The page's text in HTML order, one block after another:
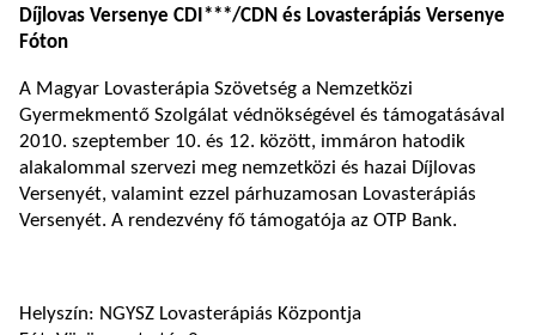
Díjlovas Versenye CDI***/CDN és Lovasterápiás Versenye
Fóton
A Magyar Lovasterápia Szövetség a Nemzetközi
Gyermekmentő Szolgálat védnökségével és támogatásával
2010. szeptember 10. és 12. között, immáron hatodik
alakalommal szervezi meg nemzetközi és hazai Díjlovas
Versenyét, valamint ezzel párhuzamosan Lovasterápiás
Versenyét. A rendezvény fő támogatója az OTP Bank.
Helyszín: NGYSZ Lovasterápiás Központja